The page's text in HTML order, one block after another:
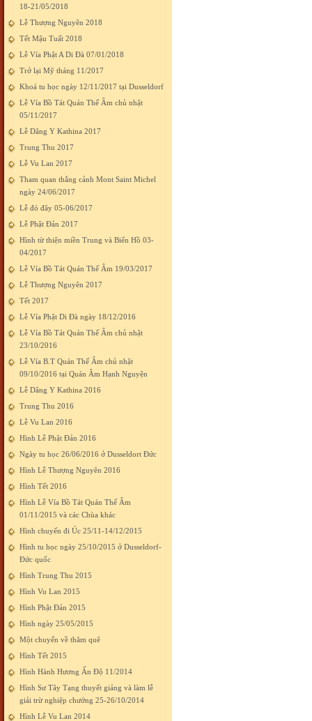
18-21/05/2018
Lễ Thượng Nguyên 2018
Tết Mậu Tuất 2018
Lễ Vía Phật A Di Đà 07/01/2018
Trở lại Mỹ tháng 11/2017
Khoá tu học ngày 12/11/2017 tại Dusseldorf
Lễ Vía Bồ Tát Quán Thế Âm chủ nhật
05/11/2017
Lễ Dâng Y Kathina 2017
Trung Thu 2017
Lễ Vu Lan 2017
Tham quan thắng cảnh Mont Saint Michel
ngày 24/06/2017
Lễ đó đây 05-06/2017
Lễ Phật Đản 2017
Hình từ thiện miền Trung và Biển Hồ 03-
04/2017
Lễ Vía Bồ Tát Quán Thế Âm 19/03/2017
Lễ Thượng Nguyên 2017
Tết 2017
Lễ Vía Phật Di Đà ngày 18/12/2016
Lễ Vía Bồ Tát Quán Thế Âm chủ nhật
23/10/2016
Lễ Vía B.T Quán Thế Âm chủ nhật
09/10/2016 tại Quán Âm Hạnh Nguyện
Lễ Dâng Y Kathina 2016
Trung Thu 2016
Lễ Vu Lan 2016
Hình Lễ Phật Đản 2016
Ngày tu học 26/06/2016 ở Dusseldort Đức
Hình Lễ Thượng Nguyên 2016
Hình Tết 2016
Hình Lễ Vía Bồ Tát Quán Thế Âm
01/11/2015 và các Chùa khác
Hình chuyến đi Úc 25/11-14/12/2015
Hình tu học ngày 25/10/2015 ở Dusseldorf-
Đức quốc
Hình Trung Thu 2015
Hình Vu Lan 2015
Hình Phật Đản 2015
Hình ngày 25/05/2015
Một chuyến về thăm quê
Hình Tết 2015
Hình Hành Hương Ấn Độ 11/2014
Hình Sư Tây Tạng thuyết giảng và làm lễ
giải trừ nghiệp chướng 25-26/10/2014
Hình Lễ Vu Lan 2014